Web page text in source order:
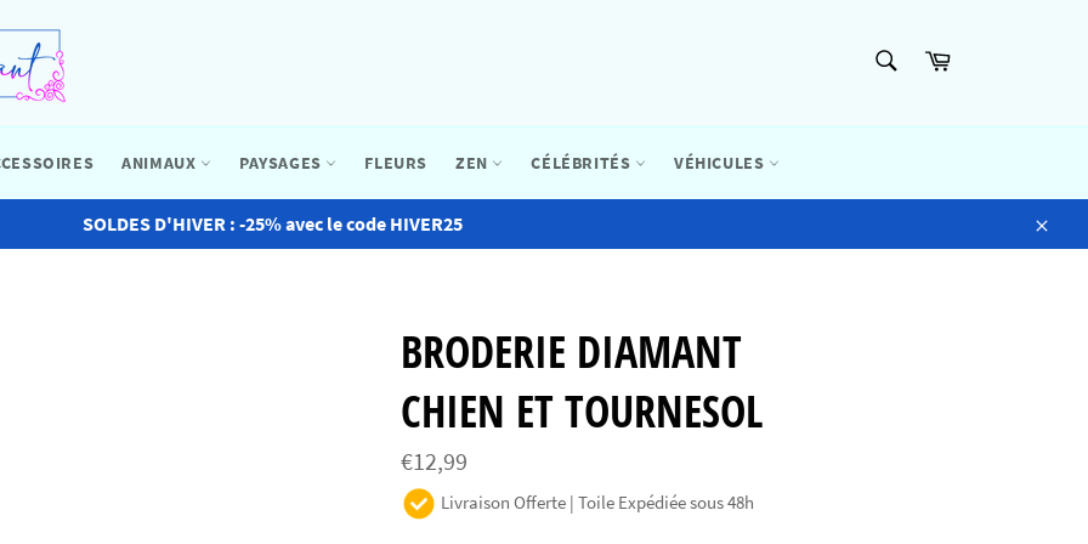
Panier
ANIMAUX PAYSAGES FLEURS ZEN CÉLÉBRITÉS VÉHICULES
SOLDES D'HIVER : -25% avec le code HIVER25
Close
BRODERIE DIAMANT
CHIEN ET TOURNESOL
Prix
régulier
€12,99
Livraison Offerte | Toile Expédiée sous 48h